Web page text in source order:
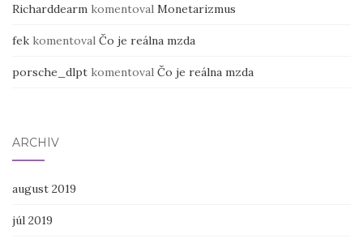
Richarddearm komentoval Monetarizmus
fek komentoval Čo je reálna mzda
porsche_dlpt komentoval Čo je reálna mzda
ARCHÍV
august 2019
júl 2019